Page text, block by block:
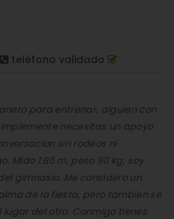
teléfono validado
para entrenar, alguien con
necesitas un apoyo
sin rodeos ni
Mido 1.85 m, peso 90 kg, soy
gimnasio. Me considero un
de la fiesta, pero tambien se
lugar del otro. Conmigo tienes